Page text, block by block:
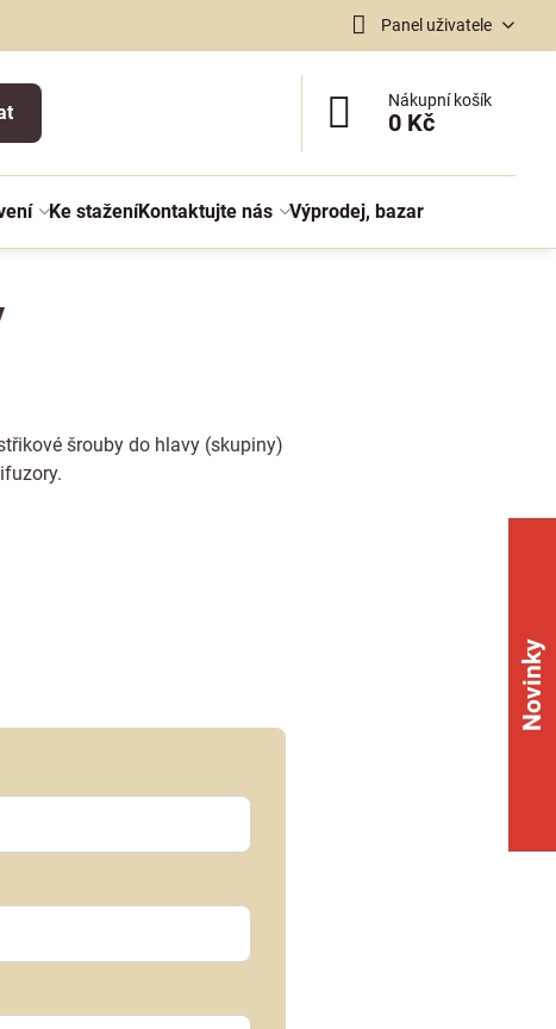
Panel uživatele
Nákupní košík
0 Kč
Ke staženíKontaktujte nás Výprodej, bazar
šrouby do hlavy (skupiny)
.
Novinky